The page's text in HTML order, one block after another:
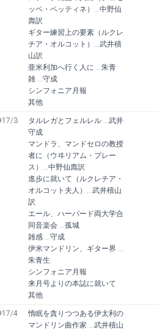
ッペ・ペッティネ）...中野仙
壽訳
ギター練習上の要素（ルクレ
チア・オルコット）...武井積
山訳
亜米利加へ行く人に ...朱青
雑 ...守成
シンフォニア月報
其他
3
タルレガとフェルレル ...武井
守成
マンドラ、マンドセロの教授
者に（ウヰリアム・プレー
ス）...中野仙壽訳
進歩に就いて（ルクレチア・
オルコット夫人）...武井積山
訳
エール、ハーバード両大学合
同音楽会 ...孤城
雑感 ...守成
伊米マンドリン、ギター界 ...
朱青生
シンフォニア月報
来月号よりの本誌に就いて
其他
4
惰眠を貪りつつある伊太利の
マンドリン曲作家 ...武井積山